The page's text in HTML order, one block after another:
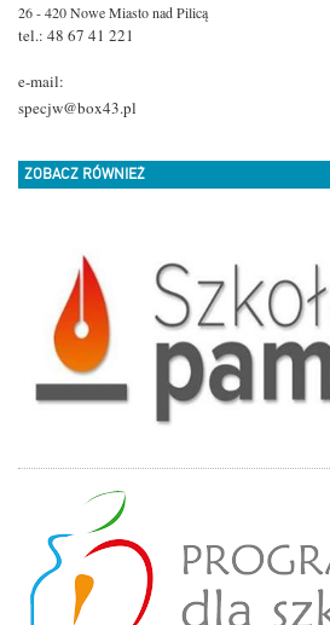
26 - 420 Nowe Miastonad Pilicą
tel.: 48 67 41 221
e-mail:
specjw@box43.pl
ZOBACZ RÓWNIEŻ